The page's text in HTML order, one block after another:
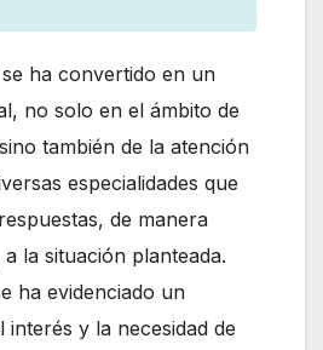
se ha convertido en un
no solo en el ámbito de
también de la atención
especialidades que
de manera
la situación planteada.
ha evidenciado un
interés y la necesidad de